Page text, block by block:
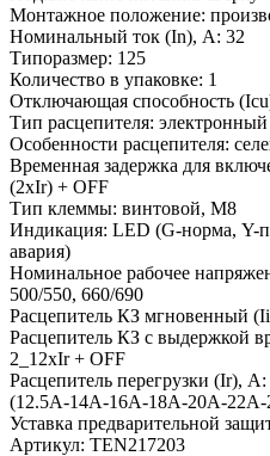
Монтажное положение:
Номинальный ток (In), A: 32
Типоразмер: 125
Количество в упаковке: 1
Отключающая способность
Тип расцепителя:
Особенности расцепителя:
Временная задержка для
(2xIr) + OFF
Тип клеммы: винтовой, M8
Индикация: LED (G-норма, Y-
авария)
Номинальное рабочее
500/550, 660/690
Расцепитель КЗ мгновенный
Расцепитель КЗ с выдержкой
2_12xIr + OFF
Расцепитель перегрузки (Ir), A:
(12.5А-14А-16А-18А-20А-
Уставка предварительной
Артикул: TEN217203